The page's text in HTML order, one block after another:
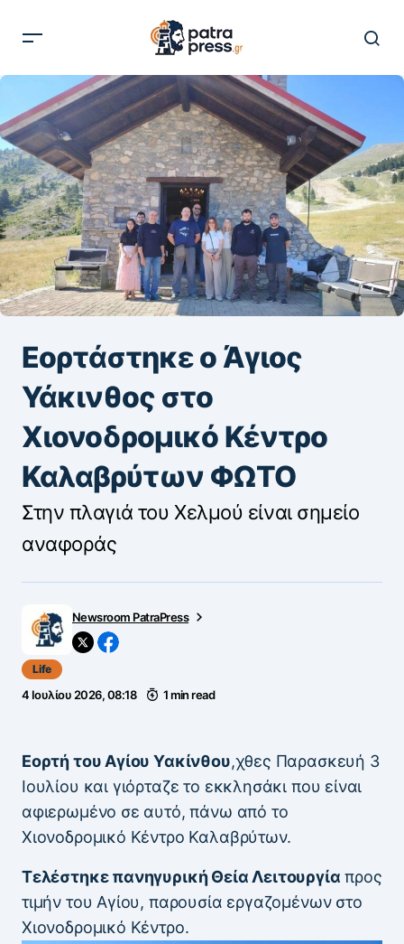
Εορτάστηκε ο Άγιος
Υάκινθος στο
Χιονοδρομικό Κέντρο
Καλαβρύτων ΦΩΤΟ
Στην πλαγιά του Χελμού είναι σημείο
αναφοράς
Newsroom PatraPress
Life
4 Ιουλίου 2026, 08:18 1 min read
Εορτή του Αγίου Υακίνθου,χθες Παρασκευή 3
Ιουλίου και γιόρταζε το εκκλησάκι που είναι
αφιερωμένο σε αυτό, πάνω από το
Χιονοδρομικό Κέντρο Καλαβρύτων.
Τελέστηκε πανηγυρική Θεία Λειτουργία προς
τιμήν του Αγίου, παρουσία εργαζομένων στο
Χιονοδρομικό Κέντρο.